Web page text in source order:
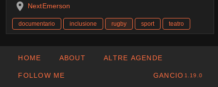
NextEmerson
documentario inclusione rugby sport teatro
HOME ABOUT ALTRE AGENDE
FOLLOW ME GANCIO 1.19.0